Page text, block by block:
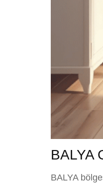
BALYA
BALYA